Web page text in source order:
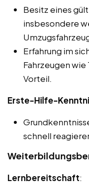
Besitz eines
insbesondere
Erfahrung im
Fahrzeugen wie
Vorteil.
Erste-Hilfe-
schnell
Lernbereitschaft: